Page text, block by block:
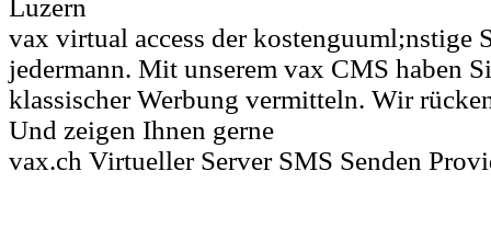
Luzern
vax virtual access der kostenguuml;nstige
jedermann. Mit unserem vax CMS haben
klassischer Werbung vermitteln. Wir
Und zeigen Ihnen gerne
vax.ch Virtueller Server SMS Senden